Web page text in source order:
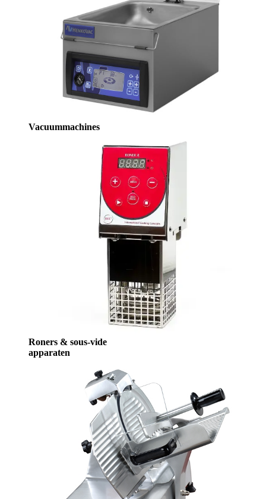
Vacuummachines
Roners & sous-vide
apparaten